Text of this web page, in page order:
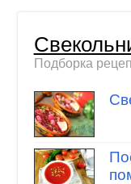
Подборка